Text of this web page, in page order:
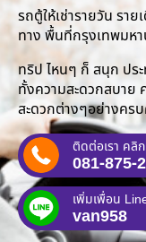
รถตู้ให้เช่ารายวัน รา
ทาง พื้นที่กรุงเทพมห
ทริป ไหนๆ ก็ สนุก ประ
ทั้งความสะดวกสบาย
สะดวกต่างๆอย่างคร
ติดต่อเรา คลิก
081-875-
เพิ่มเพื่อน
van958